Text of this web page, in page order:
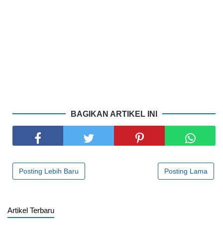
BAGIKAN ARTIKEL INI
Posting Lebih Baru Posting Lama
Artikel Terbaru